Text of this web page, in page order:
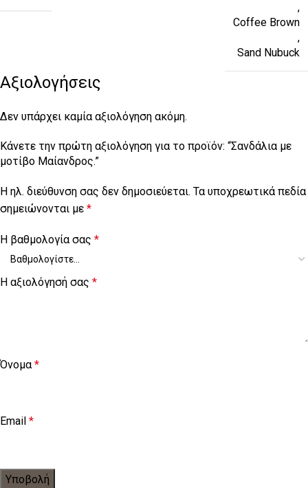
,
Coffee Brown
,
Sand Nubuck
Αξιολογήσεις
Δεν υπάρχει καμία αξιολόγηση ακόμη.
Κάνετε την πρώτη αξιολόγηση για το προϊόν: “Σανδάλια με
μοτίβο Μαίανδρος.”
Η ηλ. διεύθυνση σας δεν δημοσιεύεται. Τα υποχρεωτικά πεδία
σημειώνονται με *
Η βαθμολογία σας *
Η αξιολόγησή σας *
Όνομα*
Email *